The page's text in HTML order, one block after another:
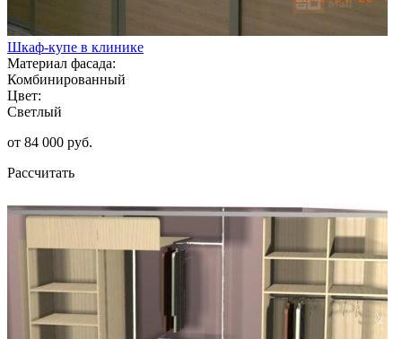
Шкаф-купе в клинике
Материал фасада:
Комбинированный
Цвет:
Светлый
от 84 000 руб.
Рассчитать